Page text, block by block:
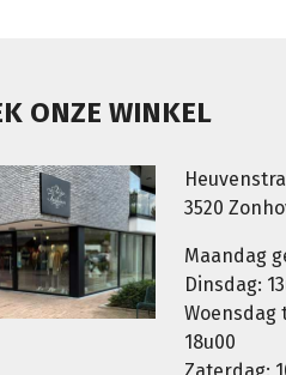
ONZE WINKEL
3520
Maandag
Dinsdag:
Woensdag
18u00